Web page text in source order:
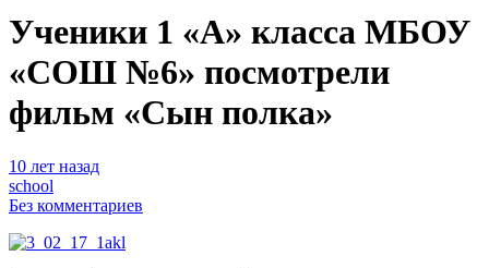
Ученики 1 «А» класса МБОУ
«СОШ №6» посмотрели
фильм «Сын полка»
10 лет назад
school
Без комментариев